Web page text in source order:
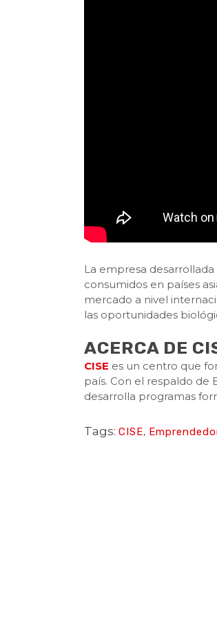
La empresa
consumidos en países
mercado a nivel
las oportunidades
ACERCA DE
CISE es un centro que
país. Con el respaldo de
desarrolla programas
Tags: CISE,